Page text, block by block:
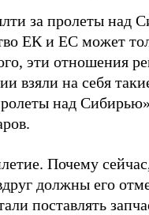
за пролеты над
ЕК и ЕС может
эти отношения
взяли на себя
над
Почему
должны его
поставлять